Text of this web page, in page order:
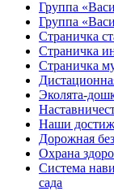
Группа
Группа
Страничка
Страничка
Страничка
Эколята-
Наши
Дорожная
Охрана
Система
сада